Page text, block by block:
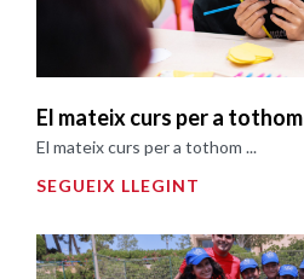
El mateix curs per a tothom
El mateix curs per a tothom ...
SEGUEIX LLEGINT